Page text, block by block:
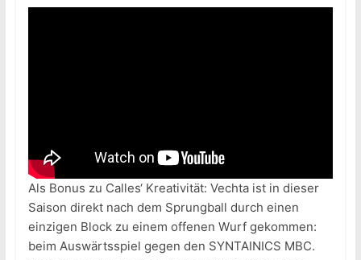
Als Bonus zu Calles‘ Kreativität: Vechta ist in dieser
Saison direkt nach dem Sprungball durch einen
einzigen Block zu einem offenen Wurf gekommen:
beim Auswärtsspiel gegen den SYNTAINICS MBC.